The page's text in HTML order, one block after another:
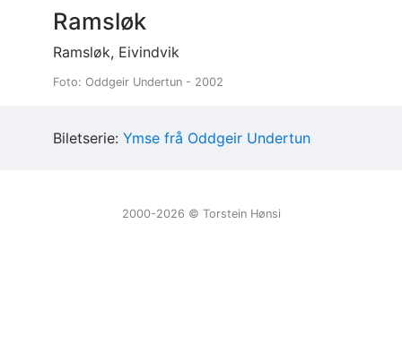
Ramsløk
Ramsløk, Eivindvik
Foto: Oddgeir Undertun - 2002
Biletserie: Ymse frå Oddgeir Undertun
2000-2026 ©️ Torstein Hønsi